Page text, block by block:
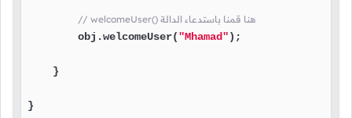
// welcomeUser() هنا قمنا باستدعاء الدالة
        obj.welcomeUser(
"Mhamad");
    }
}